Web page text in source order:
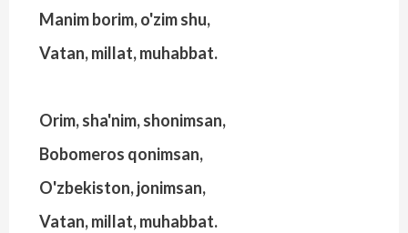
Manim borim, o'zim shu,
Vatan, millat, muhabbat.
Orim, sha'nim, shonimsan,
Bobomeros qonimsan,
O'zbekiston, jonimsan,
Vatan, millat, muhabbat.